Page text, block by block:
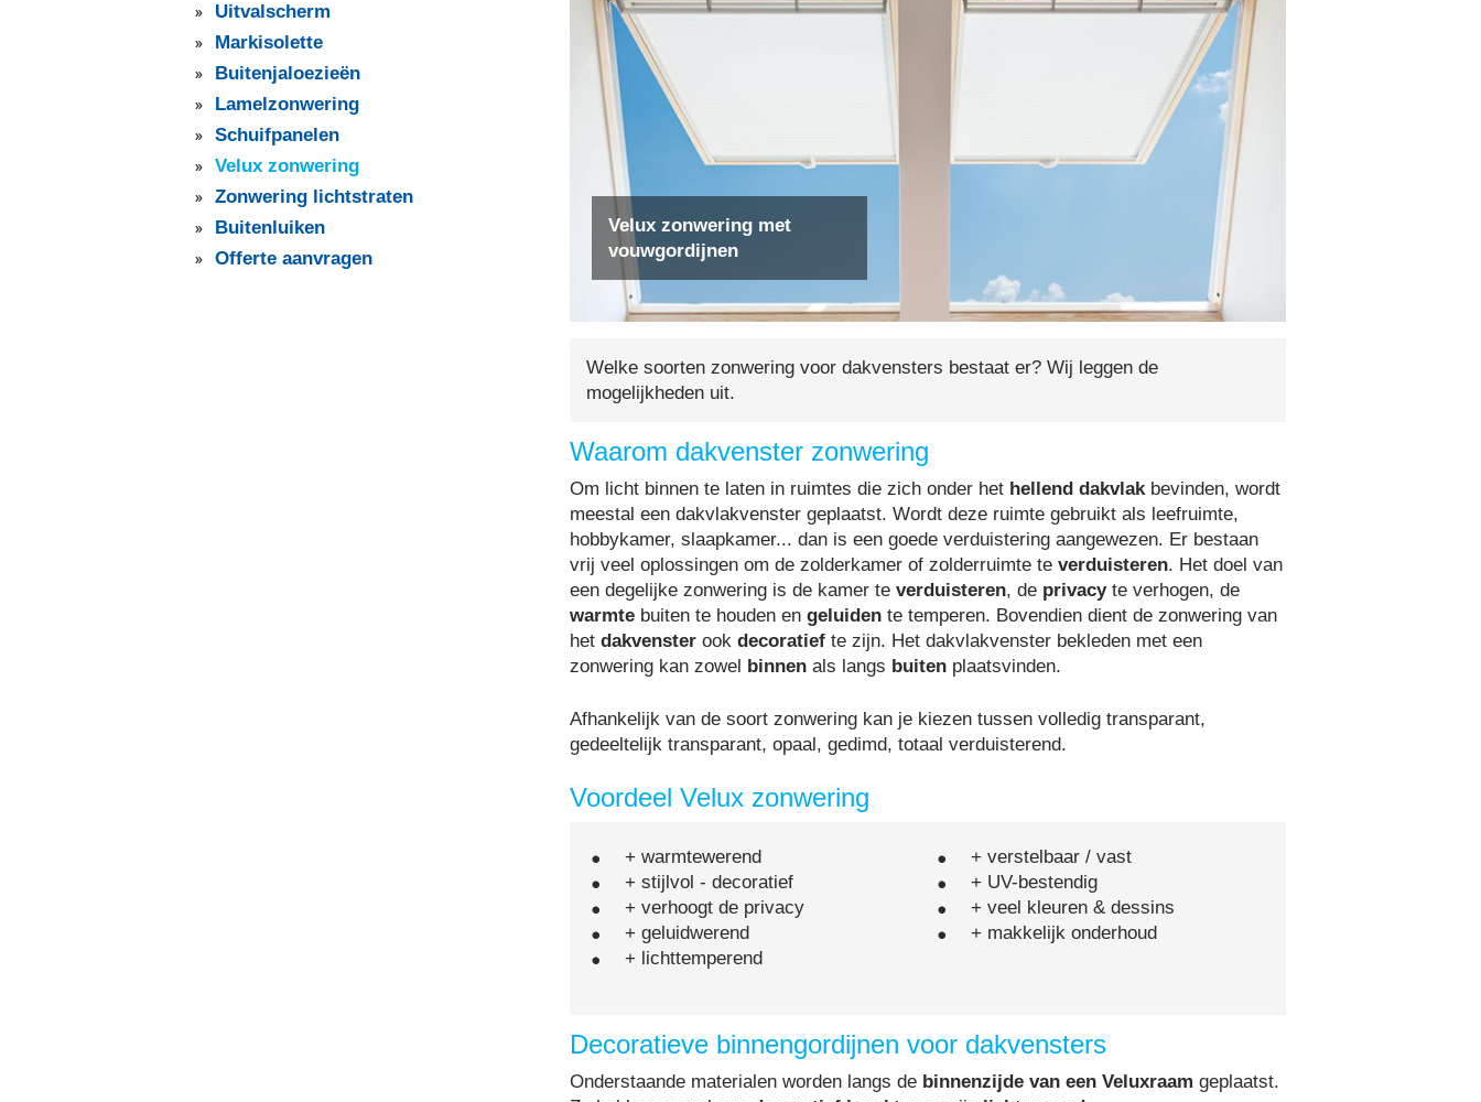
Velux zonwering met
vouwgordijnen
Welke soorten zonwering voor dakvensters bestaat er? Wij leggen de
mogelijkheden uit.
Waarom dakvenster zonwering
Om licht binnen te laten in ruimtes die zich onder het hellend dakvlak bevinden, wordt
meestal een dakvlakvenster geplaatst. Wordt deze ruimte gebruikt als leefruimte,
hobbykamer, slaapkamer... dan is een goede verduistering aangewezen. Er bestaan
vrij veel oplossingen om de zolderkamer of zolderruimte te verduisteren. Het doel van
een degelijke zonwering is de kamer te verduisteren, de privacyte verhogen, de
warmte buiten te houden en geluiden te temperen. Bovendien dient de zonwering van
het dakvenster ook decoratief te zijn. Het dakvlakvenster bekleden met een
zonwering kan zowel binnen als langs buiten plaatsvinden.
Afhankelijk van de soort zonwering kan je kiezen tussen volledig transparant,
gedeeltelijk transparant, opaal, gedimd, totaal verduisterend.
Voordeel Velux zonwering
+ warmtewerend
+ stijlvol - decoratief
+ verhoogt de privacy
+ geluidwerend
+ lichttemperend
+ verstelbaar / vast
+ UV-bestendig
+ veel kleuren & dessins
+ makkelijk onderhoud
Decoratieve binnengordijnen voor dakvensters
Onderstaande materialen worden langs de binnenzijde van een Veluxraam geplaatst.
Uitvalscherm
Markisolette
Buitenjaloezieën
Lamelzonwering
Schuifpanelen
Velux zonwering
Zonwering lichtstraten
Buitenluiken
Offerte aanvragen